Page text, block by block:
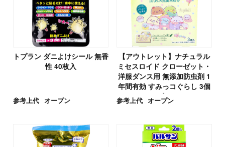
トプラン ダニよけシール 無香
性 40枚入
参考上代 オープン
【アウトレット】ナチュラル
ミセスロイド クローゼット・
洋服ダンス用 無添加防虫剤 1
年間有効 すみっコぐらし 3個
入
参考上代 オープン